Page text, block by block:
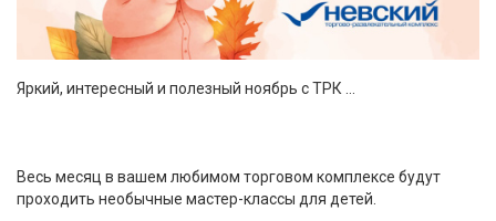
Яркий, интересный и полезный ноябрь с ТРК …
Весь месяц в вашем любимом торговом комплексе будут
проходить необычные мастер-классы для детей.